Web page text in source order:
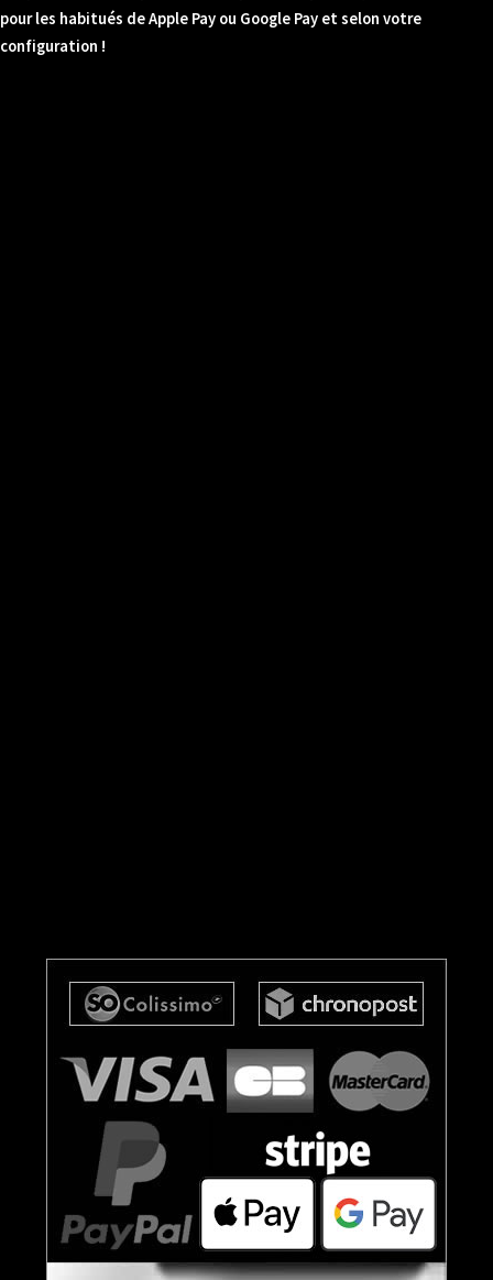
pour les habitués de Apple Pay ou Google Pay et selon votre
configuration !